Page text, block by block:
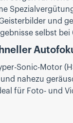
und
selbst bei
Sonic-Motor
nahezu
für Foto- und